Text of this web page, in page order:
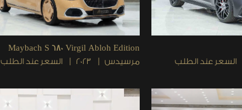
السعر عند الطلب
Maybach S 680 Virgil Abloh Edition
مرسيدس
2023 السعر عند الطلب